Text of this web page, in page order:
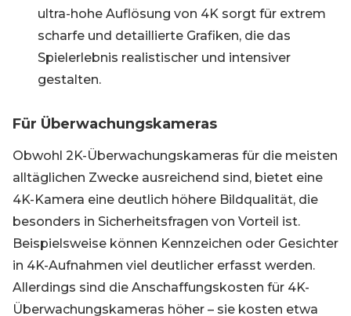
ultra-hohe Auflösung von 4K sorgt für extrem
scharfe und detaillierte Grafiken, die das
Spielerlebnis realistischer und intensiver
gestalten.
Für Überwachungskameras
Obwohl 2K-Überwachungskameras für die meisten
alltäglichen Zwecke ausreichend sind, bietet eine
4K-Kamera eine deutlich höhere Bildqualität, die
besonders in Sicherheitsfragen von Vorteil ist.
Beispielsweise können Kennzeichen oder Gesichter
in 4K-Aufnahmen viel deutlicher erfasst werden.
Allerdings sind die Anschaffungskosten für 4K-
Überwachungskameras höher – sie kosten etwa